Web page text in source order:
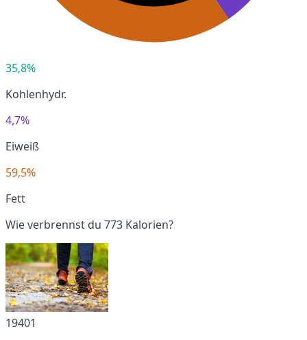
35,8%
Kohlenhydr.
4,7%
Eiweiß
59,5%
Fett
Wie verbrennst du 773 Kalorien?
19401